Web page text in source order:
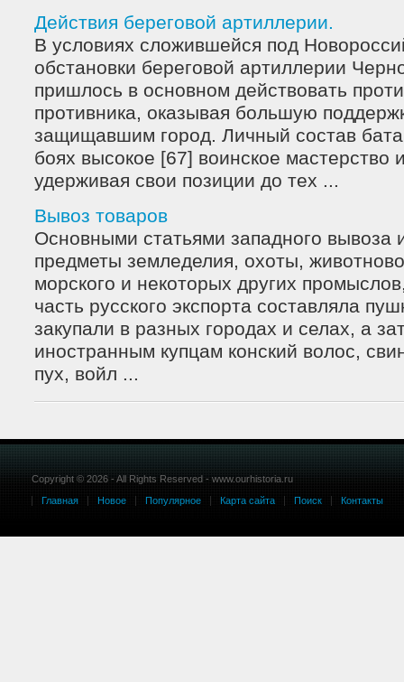
Действия береговой артиллерии.
В условиях сложившейся под
обстановки береговой артиллерии
пришлось в основном действовать
противника, оказывая большую
защищавшим город. Личный состав
боях высокое [67] воинское мастерство
удерживая свои позиции до тех ...
Вывоз товаров
Основными статьями западного вывоза
предметы земледелия, охоты,
морского и некоторых других
часть русского экспорта составляла
закупали в разных городах и селах, а
иностранным купцам конский волос,
пух, войл ...
Copyright © 2026 - All Rights Reserved - www.ourhistoria.ru
Главная
Новое Популярное Карта сайта Поиск Контакты